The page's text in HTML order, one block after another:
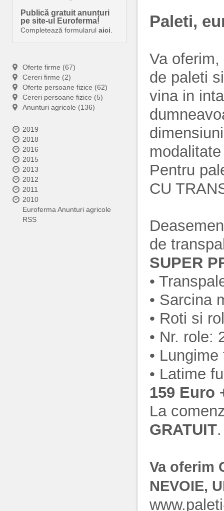
Publică gratuit anunțuri
pe site-ul Euroferma!
Completează formularul aici
Oferte firme (67)
Cereri firme (2)
Oferte persoane fizice (62)
Cereri persoane fizice (5)
Anunturi agricole (136)
2019
2018
2016
2015
2013
2012
2011
2010
Euroferma Anunturi agricole
RSS
Paleti,
Va
de paleti
vina in
Pentru
CU
de
SUPER
•
• Sarcina
• Roti si
• Nr. role:
•
• Latime
159 Euro
La
GRATUIT.
Va oferim
NEVOIE,